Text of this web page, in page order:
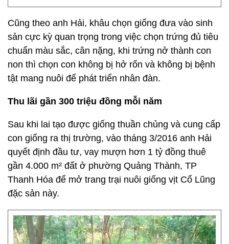
Cũng theo anh Hải, khâu chọn giống đưa vào sinh
sản cực kỳ quan trọng trong việc chọn trứng đủ tiêu
chuẩn màu sắc, cân nặng, khi trứng nở thành con
non thì chọn con không bị hở rốn và không bị bệnh
tật mang nuôi để phát triển nhân đàn.
Thu lãi gần 300 triệu đồng mỗi năm
Sau khi lai tạo được giống thuần chủng và cung cấp
con giống ra thị trường, vào tháng 3/2016 anh Hải
quyết định đầu tư, vay mượn hơn 1 tỷ đồng thuê
gần 4.000 m² đất ở phường Quảng Thành, TP
Thanh Hóa để mở trang trại nuôi giống vịt Cổ Lũng
đặc sản này.